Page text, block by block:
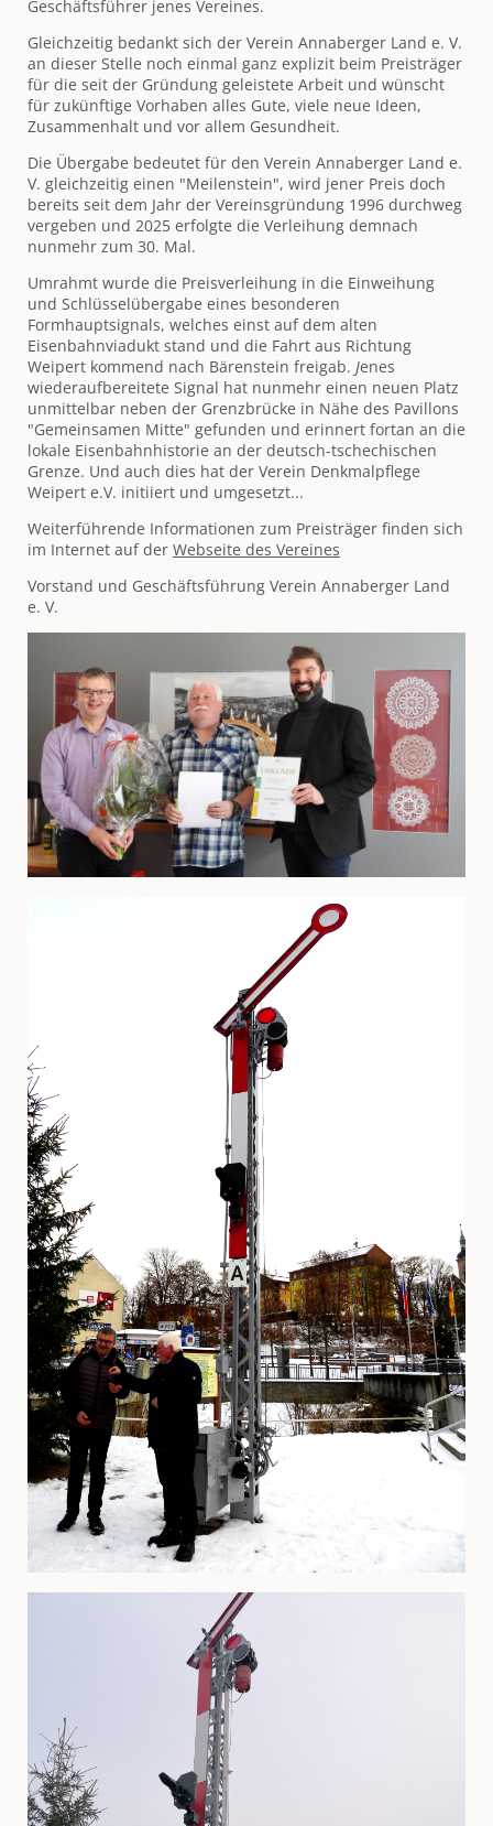
Geschäftsführer jenes Vereines.
Gleichzeitig bedankt sich der Verein Annaberger Land e. V.
an dieser Stelle noch einmal ganz explizit beim Preisträger
für die seit der Gründung geleistete Arbeit und wünscht
für zukünftige Vorhaben alles Gute, viele neue Ideen,
Zusammenhalt und vor allem Gesundheit.
Die Übergabe bedeutet für den Verein Annaberger Land e.
V. gleichzeitig einen "Meilenstein", wird jener Preis doch
bereits seit dem Jahr der Vereinsgründung 1996 durchweg
vergeben und 2025 erfolgte die Verleihung demnach
nunmehr zum 30. Mal.
Umrahmt wurde die Preisverleihung in die Einweihung
und Schlüsselübergabe eines besonderen
Formhauptsignals, welches einst auf dem alten
Eisenbahnviadukt stand und die Fahrt aus Richtung
Weipert kommend nach Bärenstein freigab. Jenes
wiederaufbereitete Signal hat nunmehr einen neuen Platz
unmittelbar neben der Grenzbrücke in Nähe des Pavillons
"Gemeinsamen Mitte" gefunden und erinnert fortan an die
lokale Eisenbahnhistorie an der deutsch-tschechischen
Grenze. Und auch dies hat der Verein Denkmalpflege
Weipert e.V. initiiert und umgesetzt...
Weiterführende Informationen zum Preisträger finden sich
im Internet auf der Webseite des Vereines
Vorstand und Geschäftsführung Verein Annaberger Land
e. V.